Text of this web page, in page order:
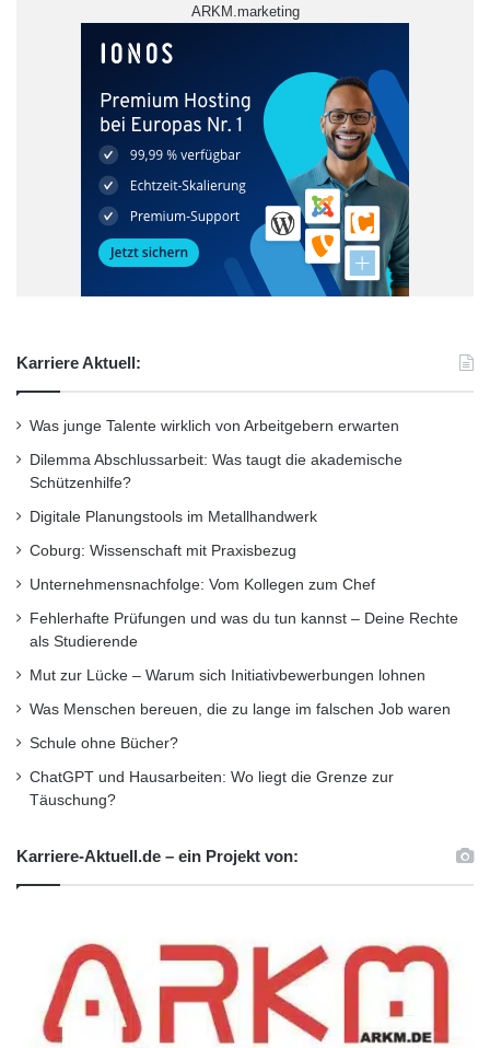
ARKM.marketing
Karriere Aktuell:
Was junge Talente wirklich von Arbeitgebern erwarten
Dilemma Abschlussarbeit: Was taugt die akademische
Schützenhilfe?
Digitale Planungstools im Metallhandwerk
Coburg: Wissenschaft mit Praxisbezug
Unternehmensnachfolge: Vom Kollegen zum Chef
Fehlerhafte Prüfungen und was du tun kannst – Deine Rechte
als Studierende
Mut zur Lücke – Warum sich Initiativbewerbungen lohnen
Was Menschen bereuen, die zu lange im falschen Job waren
Schule ohne Bücher?
ChatGPT und Hausarbeiten: Wo liegt die Grenze zur
Täuschung?
Karriere-Aktuell.de – ein Projekt von: